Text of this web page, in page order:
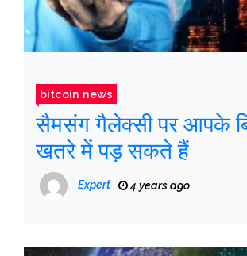
bitcoin news
सैमसंग गैलेक्सी पर आपके
खतरे में पड़ सकते हैं
Expert 4 years ago